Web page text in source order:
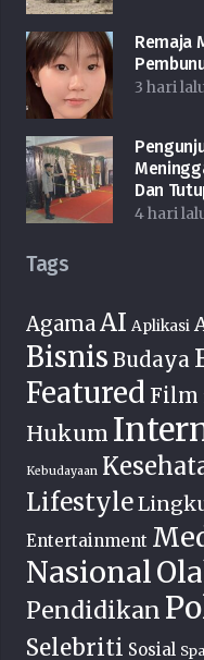
Remaja
3 hari
Dan
4 hari
Tags
Agama AI Aplikasi
Bisnis Budaya
Featured Film
Hukum
Kebudayaan
Lifestyle
Entertainment
Nasional
Pendidikan
Selebriti Sosial